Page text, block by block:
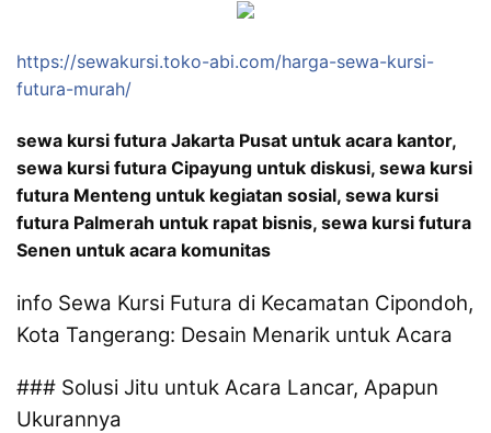
https://sewakursi.toko-abi.com/harga-sewa-kursi-
futura-murah/
sewa kursi futura Jakarta Pusat untuk acara kantor,
sewa kursi futura Cipayung untuk diskusi, sewa kursi
futura Menteng untuk kegiatan sosial, sewa kursi
futura Palmerah untuk rapat bisnis, sewa kursi futura
Senen untuk acara komunitas
info Sewa Kursi Futura di Kecamatan Cipondoh,
Kota Tangerang: Desain Menarik untuk Acara
### Solusi Jitu untuk Acara Lancar, Apapun
Ukurannya